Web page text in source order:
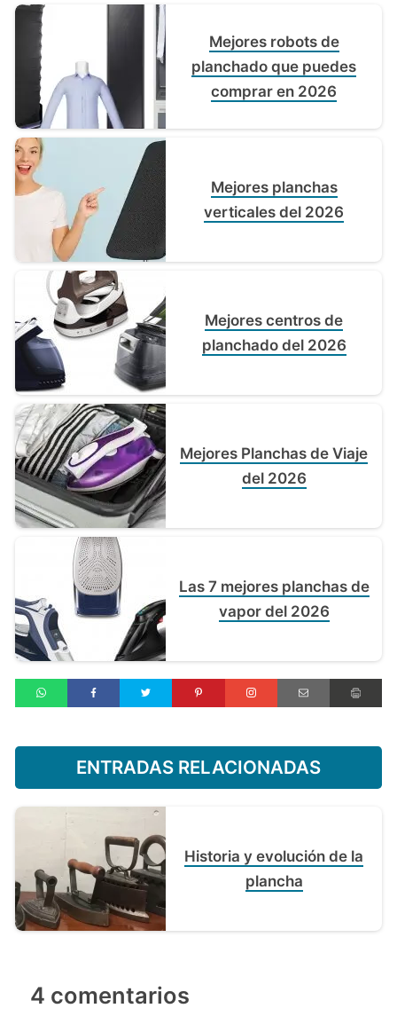
Mejores robots de
planchado que puedes
comprar en 2026
Mejores planchas
verticales del 2026
Mejores centros de
planchado del 2026
Mejores Planchas de Viaje
del 2026
Las 7 mejores planchas de
vapor del 2026
ENTRADAS RELACIONADAS
Historia y evolución de la
plancha
4 comentarios